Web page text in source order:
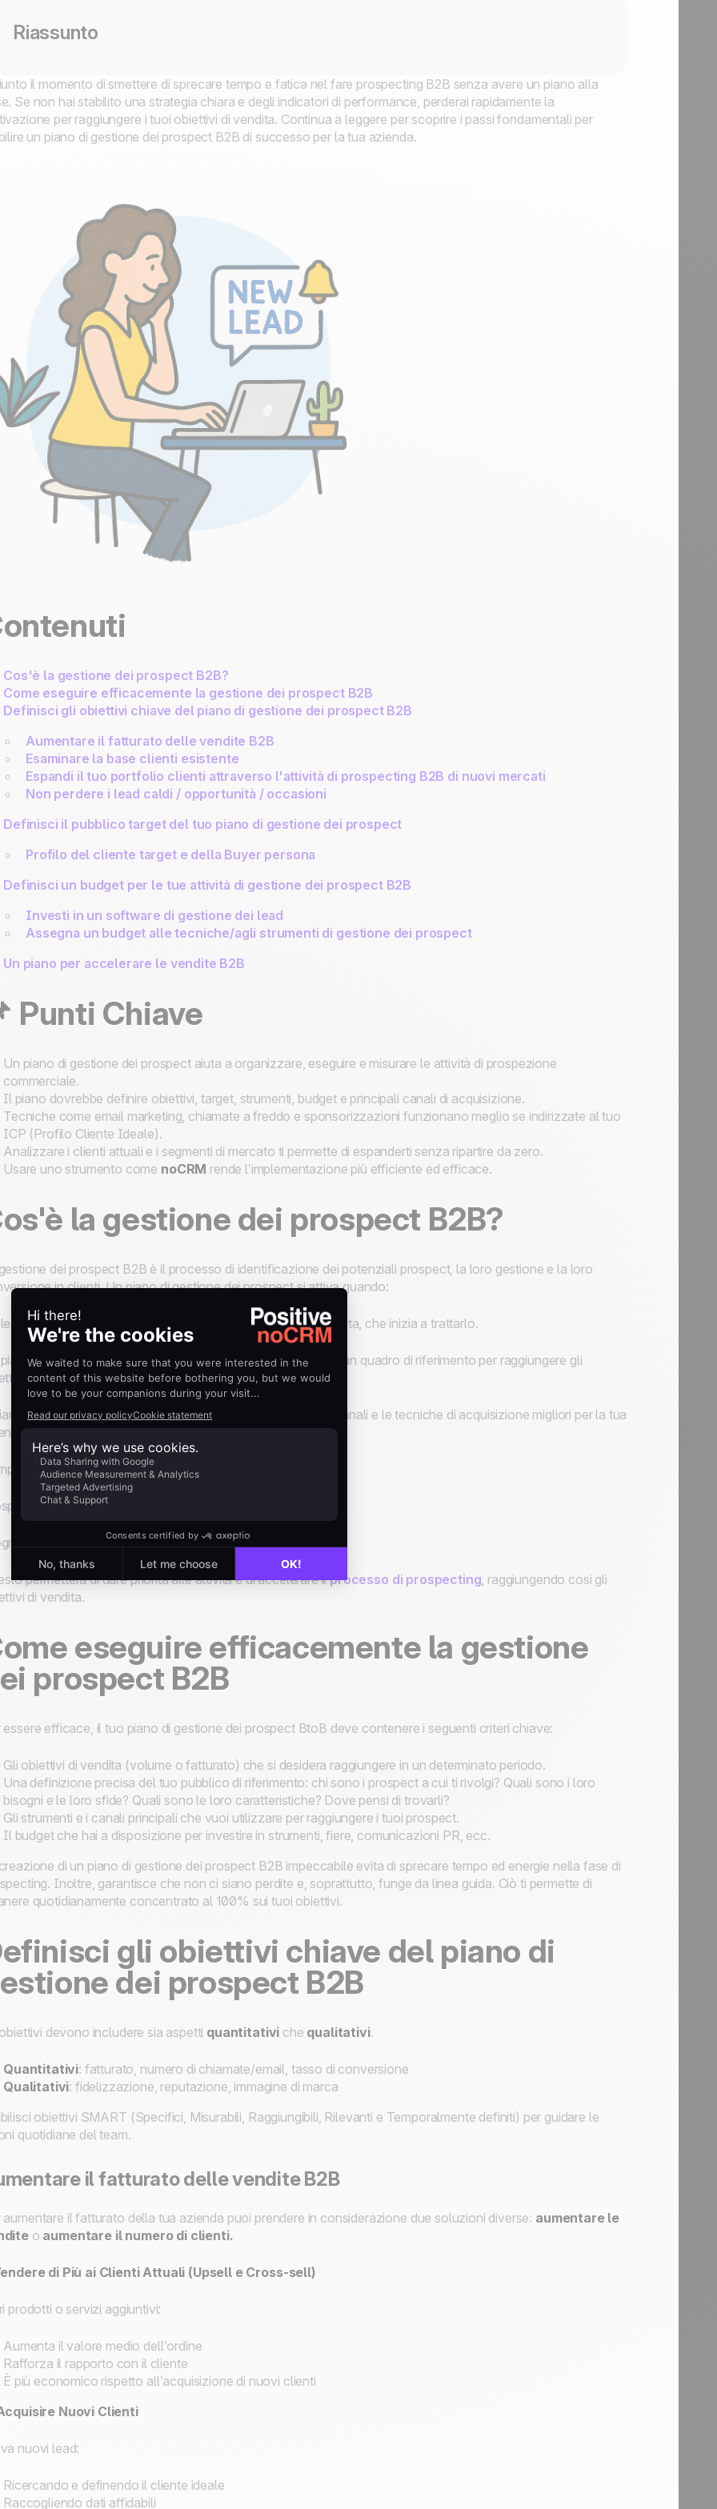
Riassunto
il momento di smettere di sprecare tempo e fatica nel fare prospecting B2B senza avere un piano alla
Se non hai stabilito una strategia chiara e degli indicatori di performance, perderai rapidamente la
per raggiungere i tuoi obiettivi di vendita. Continua a leggere per scoprire i passi fondamentali per
un piano di gestione dei prospect B2B di successo per la tua azienda.
Cos'è la gestione dei prospect B2B?
Come eseguire efficacemente la gestione dei prospect B2B
Definisci gli obiettivi chiave del piano di gestione dei prospect B2B
Aumentare il fatturato delle vendite B2B
Esaminare la base clienti esistente
Espandi il tuo portfolio clienti attraverso l'attività di prospecting B2B di nuovi mercati
Non perdere i lead caldi / opportunità / occasioni
Definisci il pubblico target del tuo piano di gestione dei prospect
Profilo del cliente target e della Buyer persona
Definisci un budget per le tue attività di gestione dei prospect B2B
Investi in un software di gestione dei lead
Assegna un budget alle tecniche/agli strumenti di gestione dei prospect
Un piano per accelerare le vendite B2B
Punti Chiave
Un piano di gestione dei prospect aiuta a organizzare, eseguire e misurare le attività di prospezione
commerciale.
Il piano dovrebbe definire obiettivi, target, strumenti, budget e principali canali di acquisizione.
Tecniche come email marketing, chiamate a freddo e sponsorizzazioni funzionano meglio se indirizzate al tuo
ICP (Profilo Cliente Ideale).
Analizzare i clienti attuali e i segmenti di mercato ti permette di espanderti senza ripartire da zero.
Usare uno strumento come noCRM rende l’implementazione più efficiente ed efficace.
la gestione dei prospect B2B?
dei prospect B2B è il processo di identificazione dei potenziali prospect, la loro gestione e la loro
in clienti. Un piano di gestione dei prospect si attiva quando:
viene catturato e assegnato a un rappresentante di vendita, che inizia a trattarlo.
di gestione dei prospect ben definito aiuta a sviluppare un quadro di riferimento per raggiungere gli
di vendita prefissati.
deve definire azioni di vendita concrete, identificando i canali e le tecniche di acquisizione migliori per la tua
come ad esempio
e-mail
telefonico
di sponsorizzazione
permetterà di dare priorità alle attività e di accelerare ilprocesso di prospecting, raggiungendo così gli
di vendita.
eseguire efficacemente la gestione
prospect B2B
essere efficace, il tuo piano di gestione dei prospect BtoB deve contenere i seguenti criteri chiave:
Gli obiettivi di vendita (volume o fatturato) che si desidera raggiungere in un determinato periodo.
Una definizione precisa del tuo pubblico di riferimento: chi sono i prospect a cui ti rivolgi? Quali sono i loro
bisogni e le loro sfide? Quali sono le loro caratteristiche? Dove pensi di trovarli?
Gli strumenti e i canali principali che vuoi utilizzare per raggiungere i tuoi prospect.
Il budget che hai a disposizione per investire in strumenti, fiere, comunicazioni PR, ecc.
di un piano di gestione dei prospect B2B impeccabile evita di sprecare tempo ed energie nella fase di
Inoltre, garantisce che non ci siano perdite e, soprattutto, funge da linea guida. Ciò ti permette di
quotidianamente concentrato al 100% sui tuoi obiettivi.
gli obiettivi chiave del piano di
dei prospect B2B
devono includere sia aspetti quantitativi che qualitativi.
Quantitativi: fatturato, numero di chiamate/email, tasso di conversione
Qualitativi: fidelizzazione, reputazione, immagine di marca
obiettivi SMART (Specifici, Misurabili, Raggiungibili, Rilevanti e Temporalmente definiti) per guidare le
quotidiane del team.
il fatturato delle vendite B2B
aumentare il fatturato della tua azienda puoi prendere in considerazione due soluzioni diverse: aumentare le
o aumentare il numero di clienti.
di Più ai Clienti Attuali (Upsell e Cross-sell)
prodotti o servizi aggiuntivi:
Aumenta il valore medio dell’ordine
Rafforza il rapporto con il cliente
È più economico rispetto all’acquisizione di nuovi clienti
Nuovi Clienti
nuovi lead:
Ricercando e definendo il cliente ideale
Raccogliendo dati affidabili